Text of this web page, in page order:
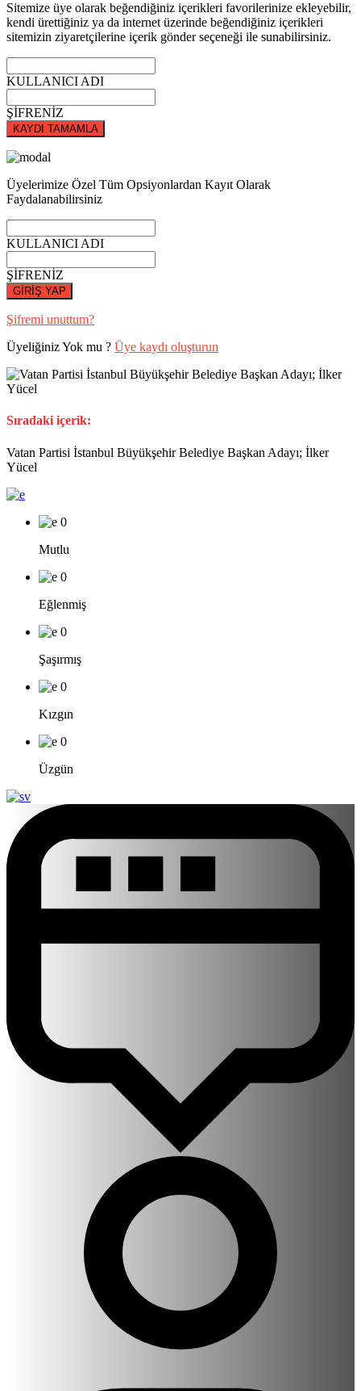
Sitemize üye olarak beğendiğiniz içerikleri favorilerinize ekleyebilir,
kendi ürettiğiniz ya da internet üzerinde beğendiğiniz içerikleri
sitemizin ziyaretçilerine içerik gönder seçeneği ile sunabilirsiniz.
KULLANICI ADI
ŞİFRENİZ
KAYDI TAMAMLA
Üyelerimize Özel Tüm Opsiyonlardan Kayıt Olarak
Faydalanabilirsiniz
KULLANICI ADI
ŞİFRENİZ
GİRİŞ YAP
Şifremi unuttum?
Üyeliğiniz Yok mu ? Üye kaydı oluşturun
Sıradaki içerik:
Vatan Partisi İstanbul Büyükşehir Belediye Başkan Adayı; İlker
Yücel
0
Mutlu
0
Eğlenmiş
0
Şaşırmış
0
Kızgın
0
Üzgün